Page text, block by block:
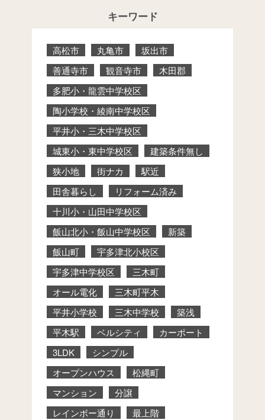
キーワード
高松市 丸亀市
坂出市
善通寺市
観音寺市
木田郡
多肥小・龍雲中学校区
陶小学校・綾南中学校区
平井小・三木中学校区
城東小・東中学校区
建築条件無し
狭小地
街ナカ
駅近
田舎暮らし
リフォーム済み
十川小・山田中学校区
飯山北小・飯山中学校区
新築
飯山町
宇多津北小校区
宇多津中学校区
三木町
オール電化
三木町平木
平井小学校
三木中学校
築浅
平木駅
ベルシティ
カーポート
3LDK
シンプル
オープンハウス
松縄町
マンション
分譲
レインボー通り
最上階